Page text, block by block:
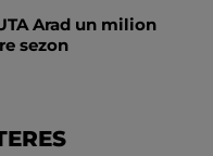
Arad un milion
sezon